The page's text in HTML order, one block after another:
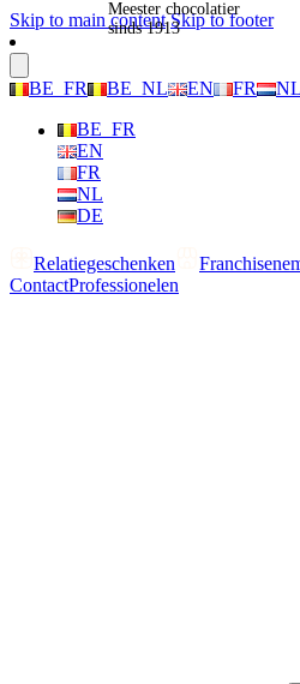
Skip to main content Skip to footer
BE_FR BE_NL EN FR NL
BE_FR
EN
FR
NL
DE
Relatiegeschenken
ContactProfessionelen
Meester chocolatier
sinds 1913